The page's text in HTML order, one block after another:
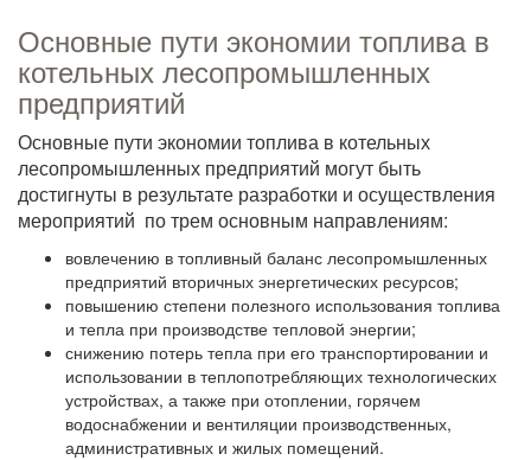
Основные пути экономии топлива в
котельных лесопромышленных
предприятий
Основные пути экономии топлива в котельных
лесопромышленных предприятий могут быть
достигнуты в результате разработки и осуществления
мероприятий по трем основным направлениям:
вовлечению в топливный баланс лесопромышленных
предприятий вторичных энергетических ресурсов;
повышению степени полезного использования топлива
и тепла при производстве тепловой энергии;
снижению потерь тепла при его транспортировании и
использовании в теплопотребляющих технологических
устройствах, а также при отоплении, горячем
водоснабжении и вентиляции производственных,
административных и жилых помещений.